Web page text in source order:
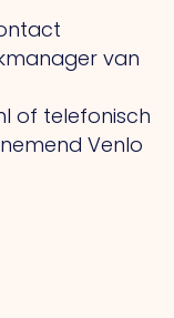
van
of telefonisch
Venlo